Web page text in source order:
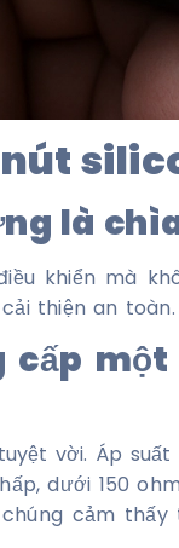
là
khiển mà
thiện an
vời. Áp
dưới 150
cảm